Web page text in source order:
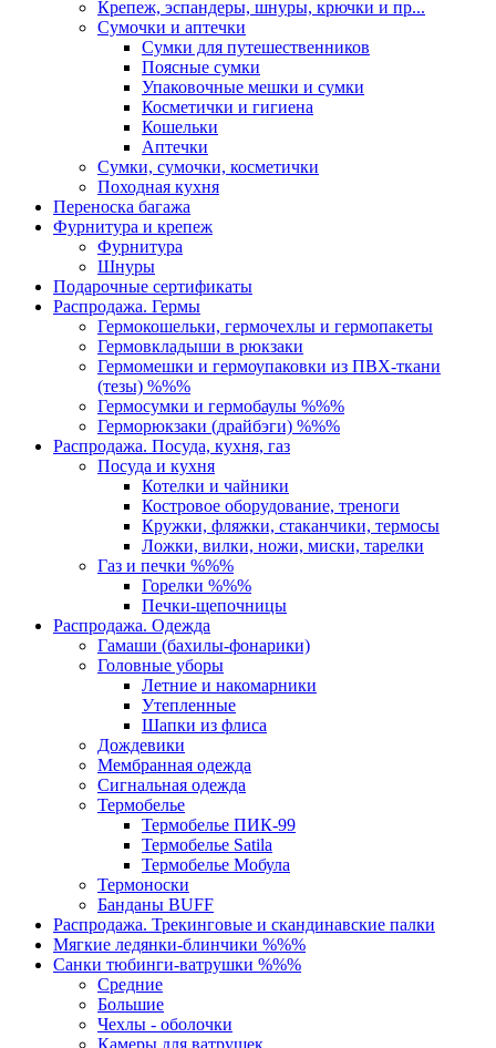
Крепеж, эспандеры, шнуры, крючки и пр...
Сумочки и аптечки
Сумки для путешественников
Поясные сумки
Упаковочные мешки и сумки
Косметички и гигиена
Кошельки
Аптечки
Сумки, сумочки, косметички
Походная кухня
Переноска багажа
Фурнитура и крепеж
Фурнитура
Шнуры
Подарочные сертификаты
Распродажа. Гермы
Гермокошельки, гермочехлы и гермопакеты
Гермовкладыши в рюкзаки
Гермомешки и гермоупаковки из ПВХ-ткани
(тезы) %%%
Гермосумки и гермобаулы %%%
Герморюкзаки (драйбэги) %%%
Распродажа. Посуда, кухня, газ
Посуда и кухня
Котелки и чайники
Костровое оборудование, треноги
Кружки, фляжки, стаканчики, термосы
Ложки, вилки, ножи, миски, тарелки
Газ и печки %%%
Горелки %%%
Печки-щепочницы
Распродажа. Одежда
Гамаши (бахилы-фонарики)
Головные уборы
Летние и накомарники
Утепленные
Шапки из флиса
Дождевики
Мембранная одежда
Сигнальная одежда
Термобелье
Термобелье ПИК-99
Термобелье Satila
Термобелье Мобула
Термоноски
Банданы BUFF
Распродажа. Трекинговые и скандинавские палки
Мягкие ледянки-блинчики %%%
Санки тюбинги-ватрушки %%%
Средние
Большие
Чехлы - оболочки
Камеры для ватрушек